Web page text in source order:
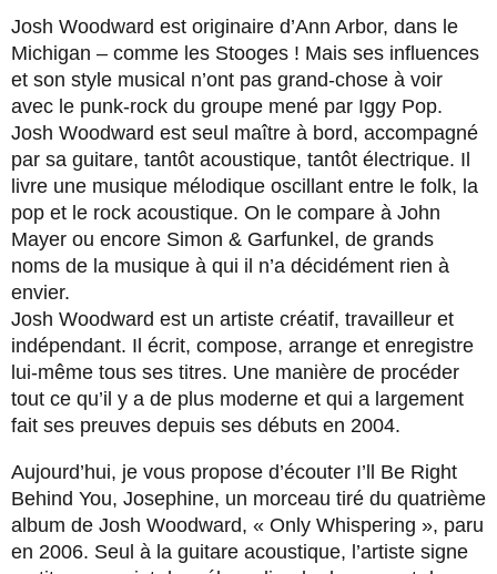
Josh Woodward est originaire d’Ann Arbor, dans le
Michigan – comme les Stooges ! Mais ses influences
et son style musical n’ont pas grand-chose à voir
avec le punk-rock du groupe mené par Iggy Pop.
Josh Woodward est seul maître à bord, accompagné
par sa guitare, tantôt acoustique, tantôt électrique. Il
livre une musique mélodique oscillant entre le folk, la
pop et le rock acoustique. On le compare à John
Mayer ou encore Simon & Garfunkel, de grands
noms de la musique à qui il n’a décidément rien à
envier.
Josh Woodward est un artiste créatif, travailleur et
indépendant. Il écrit, compose, arrange et enregistre
lui-même tous ses titres. Une manière de procéder
tout ce qu’il y a de plus moderne et qui a largement
fait ses preuves depuis ses débuts en 2004.
Aujourd’hui, je vous propose d’écouter I’ll Be Right
Behind You, Josephine, un morceau tiré du quatrième
album de Josh Woodward, « Only Whispering », paru
en 2006. Seul à la guitare acoustique, l’artiste signe